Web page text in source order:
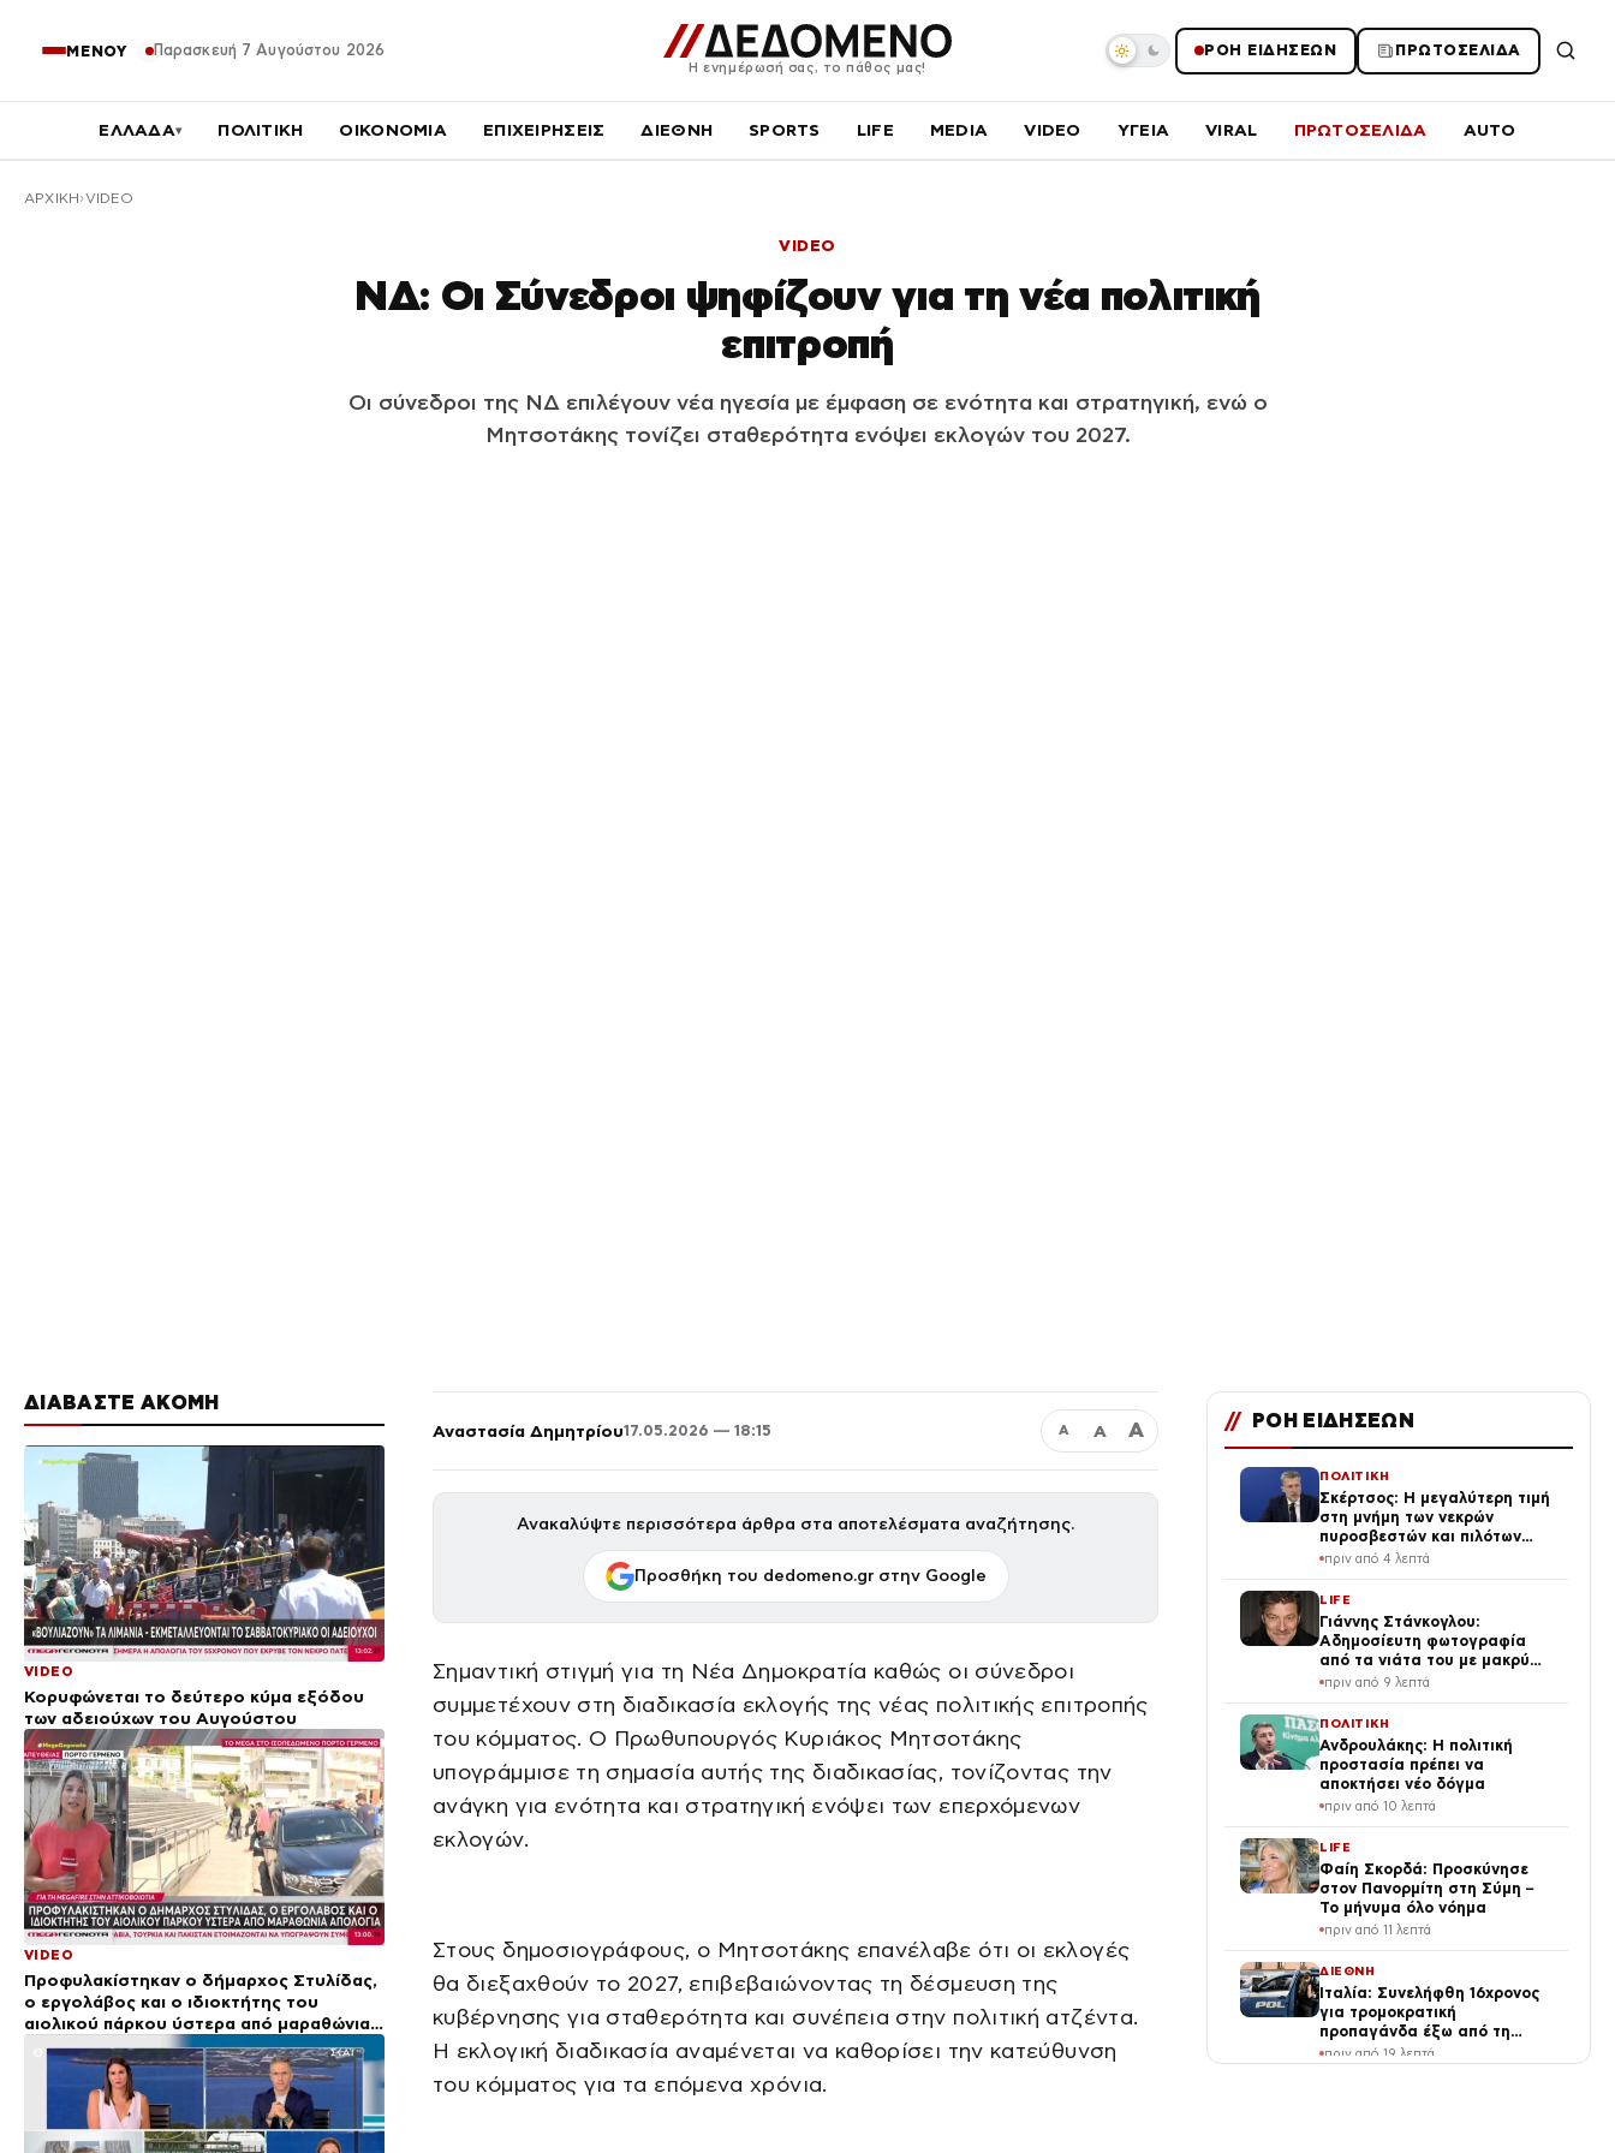
ΜΕΝΟΥ Παρασκευή 7 Αυγούστου 2026
Η ενημέρωσή σας, το πάθος μας!
ΡΟΗ ΕΙΔΗΣΕΩΝ ΠΡΩΤΟΣΕΛΙΔΑ
ΕΛΛΑΔΑ▾ ΠΟΛΙΤΙΚΗ ΟΙΚΟΝΟΜΙΑ ΕΠΙΧΕΙΡΗΣΕΙΣ ΔΙΕΘΝΗ SPORTS LIFE MEDIA VIDEO ΥΓΕΙΑ VIRAL ΠΡΩΤΟΣΕΛΙΔΑ AUTO
ΑΡΧΙΚΉ VIDEO
VIDEO
ΝΔ: Οι Σύνεδροι ψηφίζουν για τη νέα πολιτική
επιτροπή
Οι σύνεδροι της ΝΔ επιλέγουν νέα ηγεσία με έμφαση σε ενότητα και στρατηγική, ενώ ο
Μητσοτάκης τονίζει σταθερότητα ενόψει εκλογών του 2027.
ΔΙΑΒΑΣΤΕ ΑΚΟΜΗ
VIDEO
Κορυφώνεται το δεύτερο κύμα εξόδου
των αδειούχων του Αυγούστου
VIDEO
Προφυλακίστηκαν ο δήμαρχος Στυλίδας,
ο εργολάβος και ο ιδιοκτήτης του
αιολικού πάρκου ύστερα από μαραθώνια
απολογία
Αναστασία Δημητρίου17.05.2026 — 18:15 Α Α Α
Ανακαλύψτε περισσότερα άρθρα στα αποτελέσματα αναζήτησης.
Προσθήκη του dedomeno.gr στην Google
Σημαντική στιγμή για τη Νέα Δημοκρατία καθώς οι σύνεδροι
συμμετέχουν στη διαδικασία εκλογής της νέας πολιτικής επιτροπής
του κόμματος. Ο Πρωθυπουργός Κυριάκος Μητσοτάκης
υπογράμμισε τη σημασία αυτής της διαδικασίας, τονίζοντας την
ανάγκη για ενότητα και στρατηγική ενόψει των επερχόμενων
εκλογών.
Στους δημοσιογράφους, ο Μητσοτάκης επανέλαβε ότι οι εκλογές
θα διεξαχθούν το 2027, επιβεβαιώνοντας τη δέσμευση της
κυβέρνησης για σταθερότητα και συνέπεια στην πολιτική ατζέντα.
Η εκλογική διαδικασία αναμένεται να καθορίσει την κατεύθυνση
του κόμματος για τα επόμενα χρόνια.
// ΡΟΗ ΕΙΔΗΣΕΩΝ
ΠΟΛΙΤΙΚΗ
Σκέρτσος: Η μεγαλύτερη τιμή
στη μνήμη των νεκρών
πυροσβεστών και πιλότων
είναι να μην σταματήσουμε
πρόληψη
πριν από 4 λεπτά
LIFE
Γιάννης Στάνκογλου:
Αδημοσίευτη φωτογραφία
από τα νιάτα του με μακρύ
μαλλί, τσιγάρο και ουίσκι
πριν από 9 λεπτά
ΠΟΛΙΤΙΚΗ
Ανδρουλάκης: Η πολιτική
προστασία πρέπει να
αποκτήσει νέο δόγμα
πριν από 10 λεπτά
LIFE
Φαίη Σκορδά: Προσκύνησε
στον Πανορμίτη στη Σύμη –
Το μήνυμα όλο νόημα
πριν από 11 λεπτά
ΔΙΕΘΝΗ
Ιταλία: Συνελήφθη 16χρονος
για τρομοκρατική
προπαγάνδα έξω από τη
Φλωρεντία
πριν από 19 λεπτά